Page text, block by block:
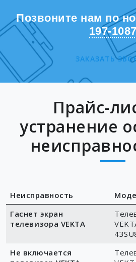
Позвоните нам по
197-1087
ЗАКАЗАТЬ
Прайс-
устранение
Неисправность
Гаснет экран
телевизора VEKTA
Не включается